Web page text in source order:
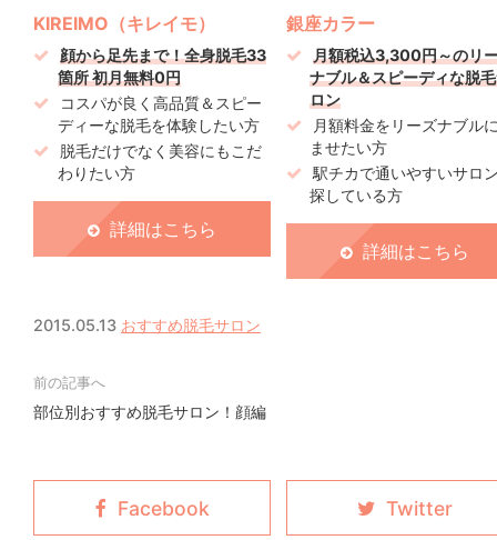
KIREIMO（キレイモ）
顔から足先まで！全身脱毛33
箇所 初月無料0円
コスパが良く高品質＆スピー
ディーな脱毛を体験したい方
脱毛だけでなく美容にもこだ
わりたい方
詳細はこちら
銀座カラー
月額税込3,300円～のリ
ナブル＆スピーディな脱
ロン
月額料金をリーズナブル
ませたい方
駅チカで通いやすいサロ
探している方
詳細はこちら
2015.05.13 おすすめ脱毛サロン
部位別おすすめ脱毛サロン！顔編